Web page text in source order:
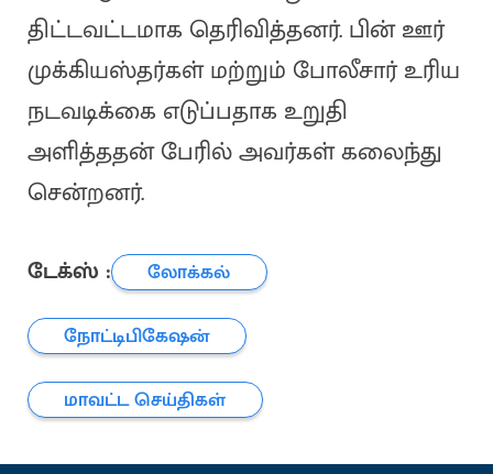
திட்டவட்டமாக தெரிவித்தனர். பின் ஊர்
முக்கியஸ்தர்கள் மற்றும் போலீசார் உரிய
நடவடிக்கை எடுப்பதாக உறுதி
அளித்ததன் பேரில் அவர்கள் கலைந்து
சென்றனர்.
டேக்ஸ் :
லோக்கல்
நோட்டிபிகேஷன்
மாவட்ட செய்திகள்